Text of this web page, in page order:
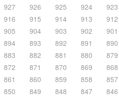
927
926 925 924 923
916
915 914 913 912
905
904 903 902 901
894
893 892 891 890
883
882 881 880 879
872
871 870 869 868
861
860 859 858 857
850
849 848 847 846